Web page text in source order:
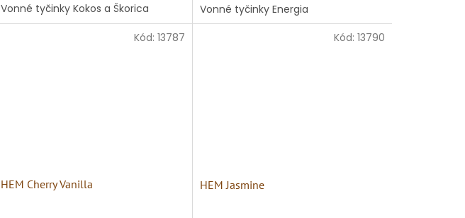
Vonné tyčinky Kokos a Škorica Vonné tyčinky Energia
HEM Cherry Vanilla
Kód: 13787
HEM Jasmine
Kód: 13790